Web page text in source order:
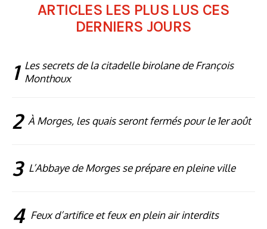
ARTICLES LES PLUS LUS CES
DERNIERS JOURS
1 Les secrets de la citadelle birolane de François
Monthoux
2 À Morges, les quais seront fermés pour le 1er août
3 L’Abbaye de Morges se prépare en pleine ville
4 Feux d’artifice et feux en plein air interdits